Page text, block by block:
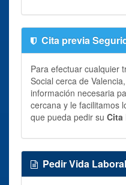
Cita previa
Para efectuar cualquier
Social cerca de
información necesaria
cercana y le facilitamos
que pueda pedir su Cita
Pedir Vida